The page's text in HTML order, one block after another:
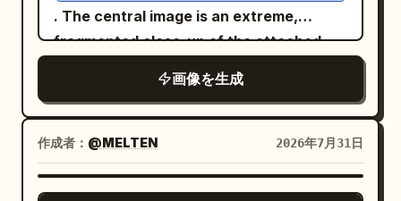
. The central image is an extreme,
fragmented close-up of the attached
right eye, heavy eyeliner, dripping
black tears ending in a small cross, and a
lip piercing. The face is cut off and
obscured by multiple diagonal bands and
blocks of solid, textured red, creating a
画像を生成
作成者： @MELTEN 2026年7月31日
GPT IMAGE 2